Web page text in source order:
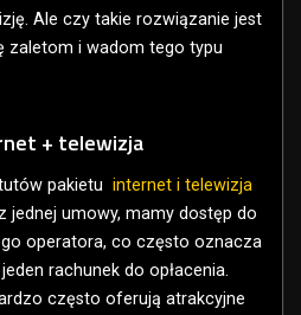
Ale czy takie rozwiązanie jest
zaletom i wadom tego typu
+ telewizja
pakietu internet i telewizja
jednej umowy, mamy dostęp do
operatora, co często oznacza
rachunek do opłacenia.
często oferują atrakcyjne